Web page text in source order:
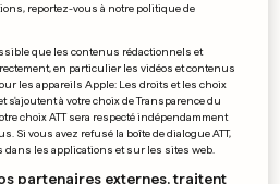
0 0
tient sa place en
offs
0 0
reportez-vous à notre politique de
que les contenus rédactionnels et
en particulier les vidéos et contenus
les appareils Apple: Les droits et les choix
à votre choix de Transparence du
choix ATT sera respecté indépendamment
Si vous avez refusé la boîte de dialogue ATT,
les applications et sur les sites web.
partenaires externes, traitent